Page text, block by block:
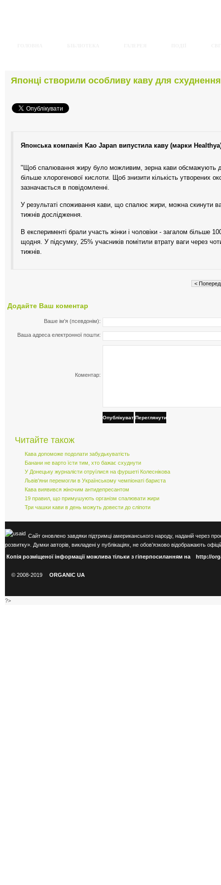
Японці створили особливу каву для схуднення
Японська компанія Kao Japan випустила каву (марки
"Щоб спалювання жиру було можливим, зерна кави обсмажують
більше хлорогенової кислоти. Щоб знизити кількість утворених
зазначається в повідомленні.
У результаті споживання кави, що спалює жири, можна скинути
тижнів дослідження.
В експерименті брали участь жінки і чоловіки - загалом більше
щодня. У підсумку, 25% учасників помітили втрату ваги через
тижнів.
<
Додайте Ваш коментар
Ваше ім'я (псевдонім):
Ваша адреса електронної пошти:
Коментар:
ОпублікуватиПереглянути
Читайте також
Кава допоможе подолати забудькуватість
Банани не варто їсти тим, хто бажає схуднути
У Донецьку журналісти отруїлися на фуршеті Колеснікова
Львів'яни перемогли в Українському чемпіонаті бариста
Кава виявився жіночим антидепресантом
19 правил, що примушують організм спалювати жири
Три чашки кави в день можуть довести до сліпоти
Сайт оновлено завдяки підтримці американського народу, наданій через
розвитку». Думки авторів, викладені у публікаціях, не обов’язково відображають
Копія розміщеної інформації можлива тільки з гіперпосиланням на
http://
© 2008-2019 ORGANIC UA
?>